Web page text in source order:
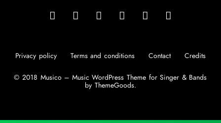
Privacy policy Terms and conditions Contact Credits
© 2018 Musico – Music WordPress Theme for Singer & Bands
by ThemeGoods.